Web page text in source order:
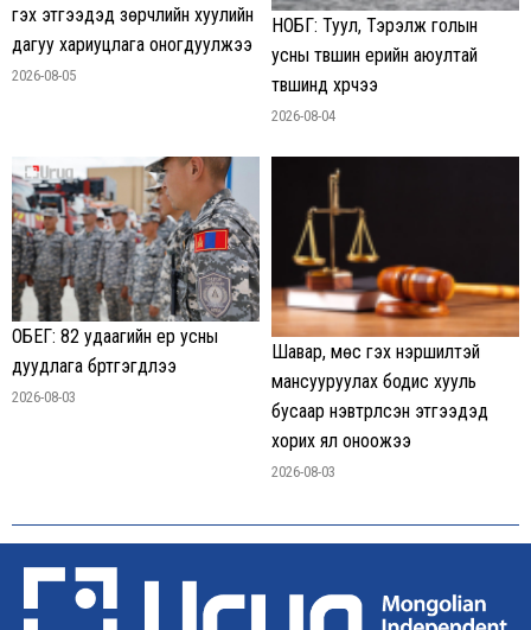
гэх этгээдэд зөрчлийн хуулийн
дагуу хариуцлага оногдуулжээ
2026-08-05
НОБГ: Туул, Тэрэлж голын
усны түвшин үерийн аюултай
түвшинд хүрчээ
2026-08-04
ОБЕГ: 82 удаагийн үер усны
дуудлага бүртгэгдлээ
2026-08-03
Шавар, мөс гэх нэршилтэй
мансууруулах бодис хууль
бусаар нэвтрүүлсэн этгээдэд
хорих ял оноожээ
2026-08-03